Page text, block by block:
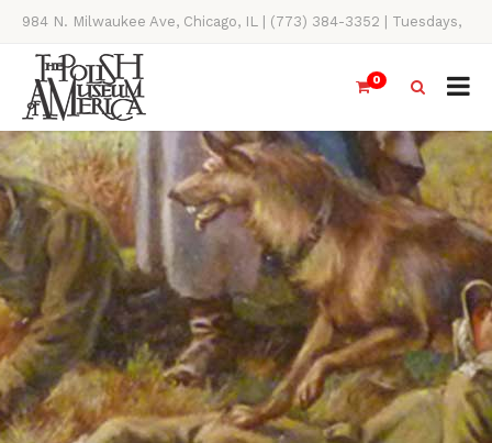
984 N. Milwaukee Ave, Chicago, IL | (773) 384-3352 | Tuesdays,
Thursdays, Saturdays, & Sundays, 11AM-4PM
0